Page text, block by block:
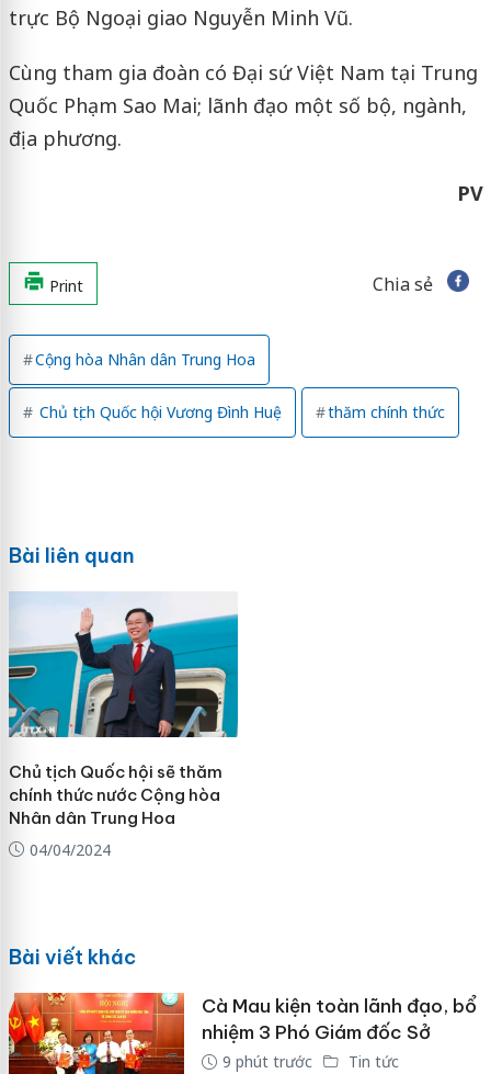
trực Bộ Ngoại giao Nguyễn Minh Vũ.
Cùng tham gia đoàn có Đại sứ Việt Nam tại Trung
Quốc Phạm Sao Mai; lãnh đạo một số bộ, ngành,
địa phương.
PV
Print Chia sẻ
Cộng hòa Nhân dân Trung Hoa
Chủ tịch Quốc hội Vương Đình Huệ thăm chính thức
Bài liên quan
Chủ tịch Quốc hội sẽ thăm
chính thức nước Cộng hòa
Nhân dân Trung Hoa
04/04/2024
Bài viết khác
Cà Mau kiện toàn lãnh đạo, bổ
nhiệm 3 Phó Giám đốc Sở
9 phút trước Tin tức